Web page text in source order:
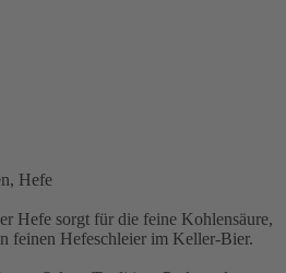
Hefe
Hefe sorgt für die feine Kohlensäure,
feinen Hefeschleier im Keller-Bier.